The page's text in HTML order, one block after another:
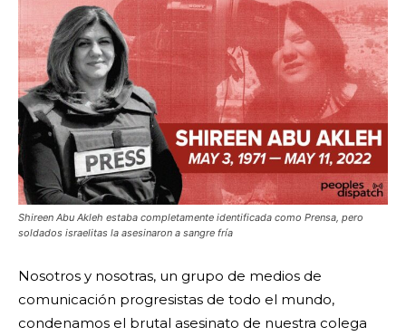
Shireen Abu Akleh estaba completamente identificada como Prensa, pero
soldados israelitas la asesinaron a sangre fría
Nosotros y nosotras, un grupo de medios de
comunicación progresistas de todo el mundo,
condenamos el brutal asesinato de nuestra colega